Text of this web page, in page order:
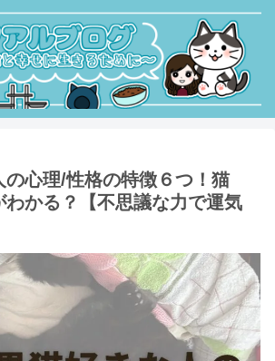
の心理/性格の特徴６つ！猫
わかる？【不思議な力で運気